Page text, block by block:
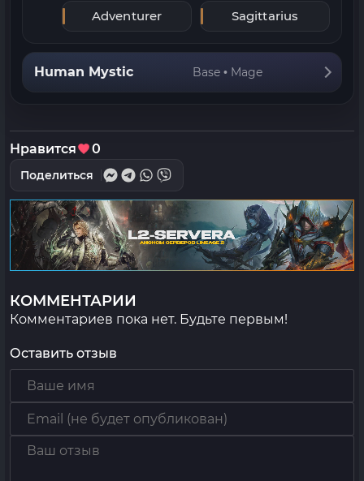
Adventurer Sagittarius
Human Mystic Base • Mage
Нравится 0
Поделиться
КОММЕНТАРИИ
Комментариев пока нет. Будьте первым!
Оставить отзыв